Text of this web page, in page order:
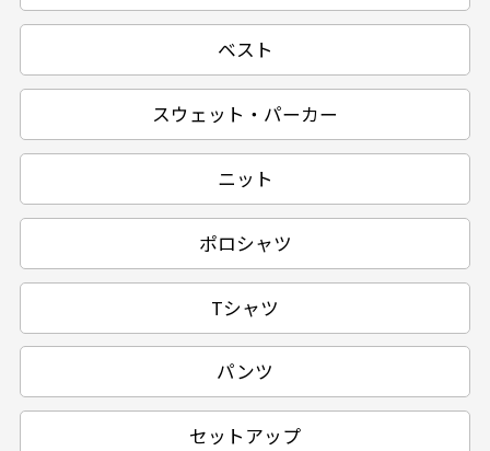
ベスト
スウェット・パーカー
ニット
ポロシャツ
Tシャツ
パンツ
セットアップ